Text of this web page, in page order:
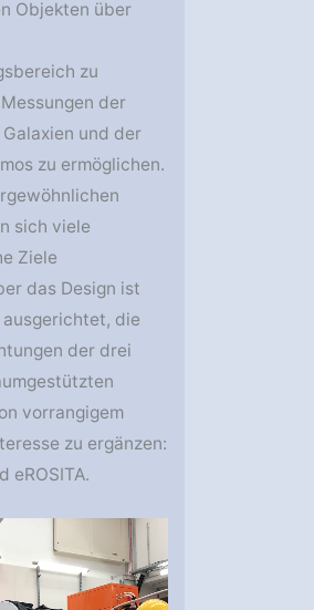
Objekten über
zu
der
und der
zu ermöglichen.
sich viele
Ziele
das Design ist
die
der drei
vorrangigem
zu ergänzen:
eROSITA.